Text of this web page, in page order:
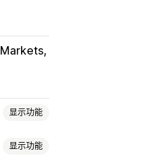
Markets
显示功能
显示功能